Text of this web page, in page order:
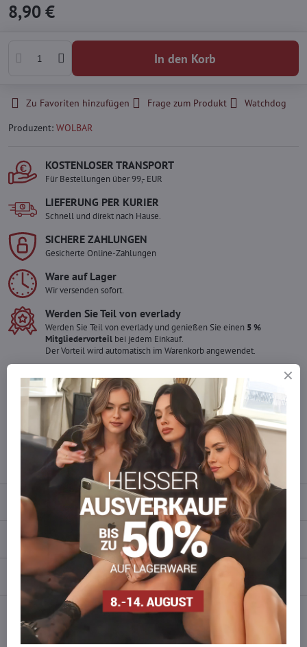
8,90 €
In den Korb
Zu Favoriten hinzufügen Frage zum Produkt
Watchdog
Produzent: WOLBAR
KOSTENLOSER TRANSPORT
Für Bestellungen über 99,- EUR
LIEFERUNG PER KURIER
Schnell und direkt nach Hause.
SICHERE ZAHLUNGEN
Gesicherte Online-Zahlungen
Ware auf Lager
Wir versenden sofort.
Werden Sie Teil von everlady
Werden Sie Teil von everlady und genießen Sie einen 5 %
Mitgliedervorteil bei jedem Einkauf.
Der Vorteil wird automatisch im Warenkorb angewendet.
Möchten Sie mehr bestellen ?
Zögern Sie nicht, uns zu kontaktieren, wir füllen die Ware für Sie
info​​@everlady​​.eu
Beschreibung
Bewertungen
Diskussion 0
Facebook Reddit WhatsApp